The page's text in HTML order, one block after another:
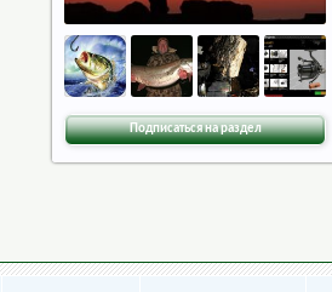
Подписаться на раздел